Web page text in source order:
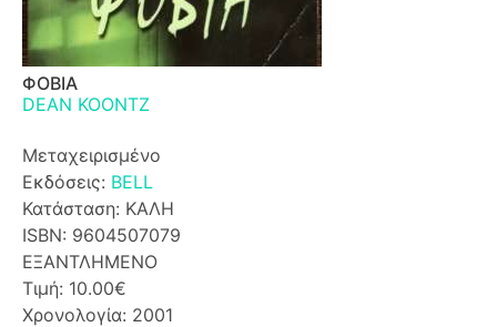
ΦΟΒΙΑ
DEAN KOONTZ
Μεταχειρισμένο
Εκδόσεις: BELL
Κατάσταση: ΚΑΛΗ
ISBN: 9604507079
ΕΞΑΝΤΛΗΜΕΝΟ
Τιμή: 10.00€
Χρονολογία: 2001